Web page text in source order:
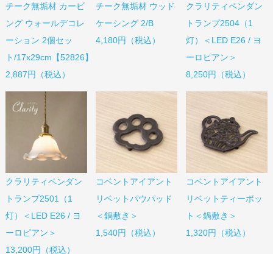
チーク無垢材 カービ
ング ウォールデコレ
ーション 2個セッ
ト/17x29cm【52826】
2,887円（税込）
チーク無垢材 ウッド
ケーシング 2/B
4,180円（税込）
クラリティペンダン
トランプ2504（1
灯）＜LED E26 / ヨ
ーロピアン＞
8,250円（税込）
クラリティペンダン
トランプ2501（1
灯）＜LED E26 / ヨ
ーロピアン＞
13,200円（税込）
コベントアイアント
リベットパウパッド
＜鍋敷き＞
1,540円（税込）
コベントアイアント
リベットティーポッ
ト＜鍋敷き＞
1,320円（税込）